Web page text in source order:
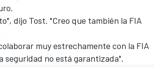
dijo Tost. "Creo que también la FIA
muy estrechamente con la FIA
seguridad no está garantizada".